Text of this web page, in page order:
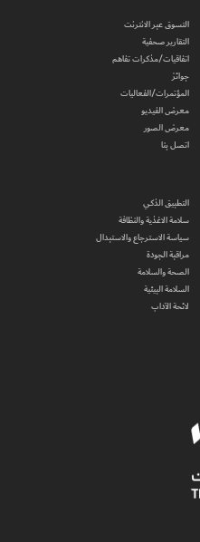
التسوق عبر الانترنت
التقارير صحفية
اتفاقيات/مذكرات تفاهم
جوائز
المؤتمرات/الفعاليات
معرض الفيديو
معرض الصور
اتصل بنا
التطبيق الذكي
سلامة الاغذية والنظافة
سياسة الاسترجاع والاستبدال
مراقبة الجودة
الصحة والسلامة
السلامة البيئية
لائحة الآداب